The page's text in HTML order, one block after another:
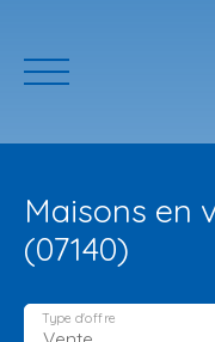
Maisons en
(07140)
Type d'offre